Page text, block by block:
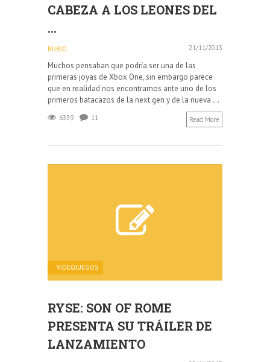
CABEZA A LOS LEONES DEL
...
RUBIO 21/11/2013
Muchos pensaban que podría ser una de las
primeras joyas de Xbox One, sin embargo parece
que en realidad nos encontramos ante uno de los
primeros batacazos de la next gen y de la nueva ...
6339 11 Read More
VIDEOJUEGOS
RYSE: SON OF ROME
PRESENTA SU TRÁILER DE
LANZAMIENTO